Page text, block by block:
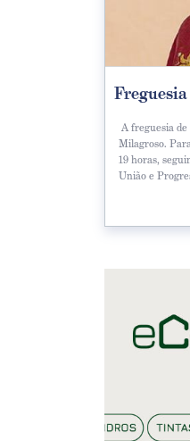
Freguesia
A freguesia
Milagroso.
19 horas,
União e